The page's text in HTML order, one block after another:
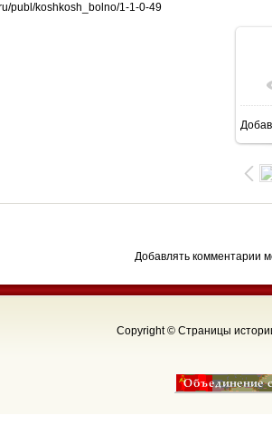
koshkosh_bolno/1-1-0-49
Добавлять комментарии
Copyright © Страницы